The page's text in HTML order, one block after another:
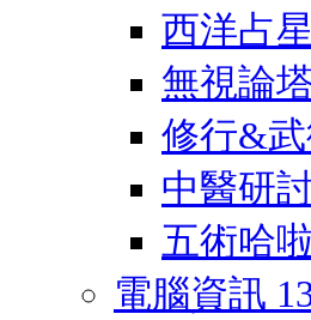
西洋占星
無視論
修行&
中醫研
五術哈
電腦資訊